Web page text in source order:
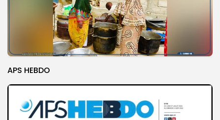
APS HEBDO